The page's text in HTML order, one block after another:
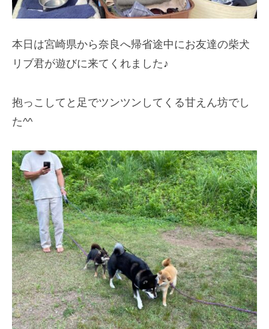
本日は宮崎県から奈良へ帰省途中にお友達の柴犬
リブ君が遊びに来てくれました♪
抱っこしてと足でツンツンしてくる甘えん坊でし
た^^